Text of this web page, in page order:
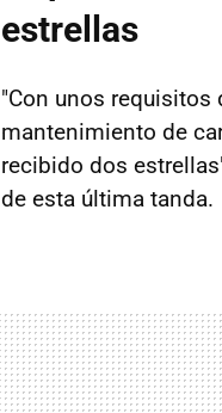
estrellas
"Con unos requisitos
mantenimiento de
recibido dos
de esta última tanda.